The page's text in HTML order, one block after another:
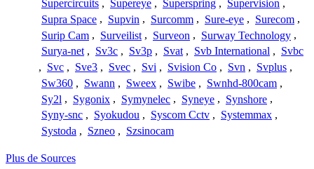
Supercircuits , Supereye , Superspring , Supervision ,
Supra Space , Supvin , Surcomm , Sure-eye , Surecom ,
Surip Cam , Surveilist , Surveon , Surway Technology ,
Surya-net , Sv3c , Sv3p , Svat , Svb International , Svbc
, Svc , Sve3 , Svec , Svi , Svision Co , Svn , Svplus ,
Sw360 , Swann , Sweex , Swibe , Swnhd-800cam ,
Sy2l , Sygonix , Symynelec , Syneye , Synshore ,
Syny-snc , Syokudou , Syscom Cctv , Systemmax ,
Systoda , Szneo , Szsinocam
Plus de Sources